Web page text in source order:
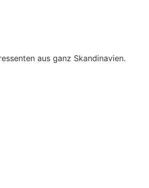
aus ganz Skandinavien.